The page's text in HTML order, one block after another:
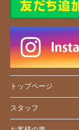
トップページ
スタッフ